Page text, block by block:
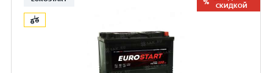
СКИДКОЙ